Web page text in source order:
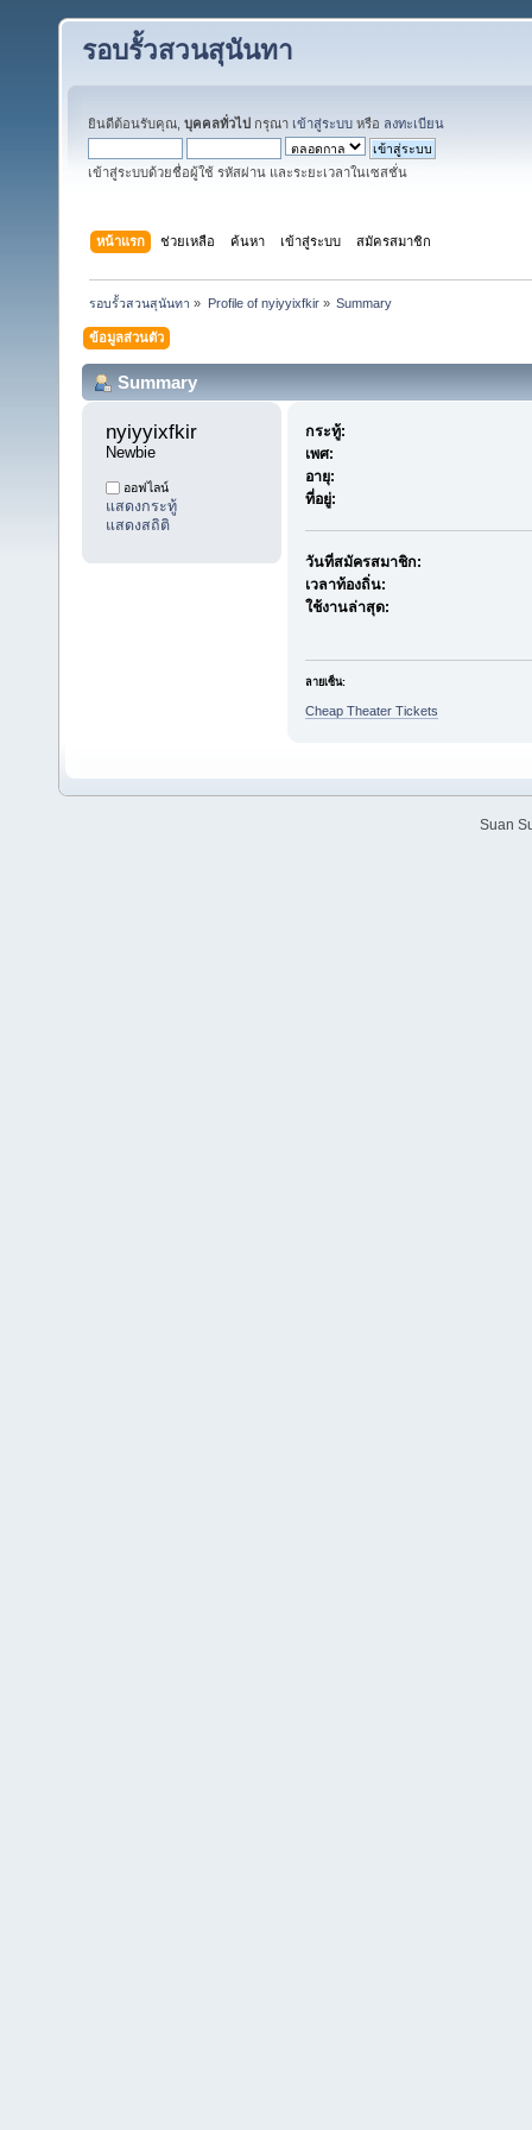
รอบรั้วสวนสุนันทา
ยินดีต้อนรับคุณ, บุคคลทั่วไป กรุณา เข้าสู่ระบบ หรือ ลงทะเบียน
เข้าสู่ระบบด้วยชื่อผู้ใช้ รหัสผ่าน และระยะเวลาในเซสชั่น
หน้าแรก ช่วยเหลือ ค้นหา เข้าสู่ระบบ สมัครสมาชิก
รอบรั้วสวนสุนันทา » Profile of nyiyyixfkir» Summary
ข้อมูลส่วนตัว
Summary
nyiyyixfkir
Newbie
ออฟไลน์
แสดงกระทู้
แสดงสถิติ
กระทู้:
เพศ:
อายุ:
ที่อยู่:
วันที่สมัครสมาชิก:
เวลาท้องถิ่น:
ใช้งานล่าสุด:
ลายเซ็น:
Cheap Theater Tickets
Suan